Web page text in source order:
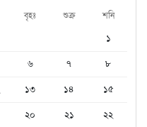
বৃহঃ শুক্র শনি
১
৬ ৭
৮
১৩ ১৪
১৫
২০ ২১ ২২